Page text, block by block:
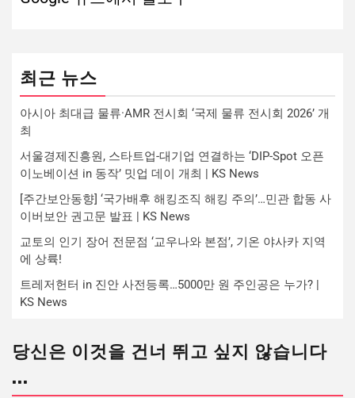
최근 뉴스
아시아 최대급 물류·AMR 전시회 ‘국제 물류 전시회 2026’ 개
최
서울경제진흥원, 스타트업-대기업 연결하는 ‘DIP-Spot 오픈
이노베이션 in 동작’ 밋업 데이 개최 | KS News
[주간보안동향] ‘국가배후 해킹조직 해킹 주의’…민관 합동 사
이버보안 권고문 발표 | KS News
교토의 인기 장어 전문점 ‘교우나와 본점’, 기온 야사카 지역
에 상륙!
트레저헌터 in 진안 사전등록…5000만 원 주인공은 누가? |
KS News
당신은 이것을 건너 뛰고 싶지 않습니다
...